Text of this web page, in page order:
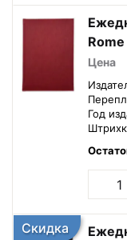
Цена
Год
Скидка